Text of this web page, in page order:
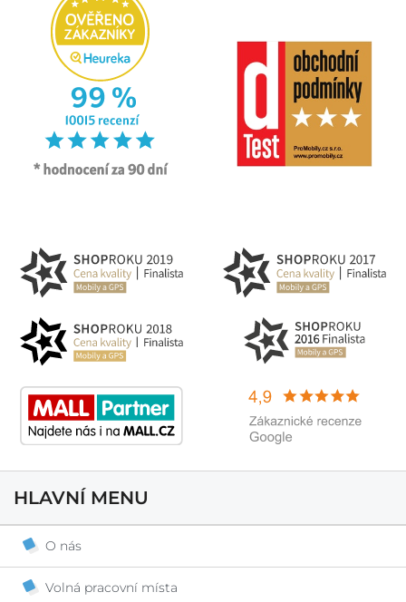
HLAVNÍ MENU
O nás
Volná pracovní místa